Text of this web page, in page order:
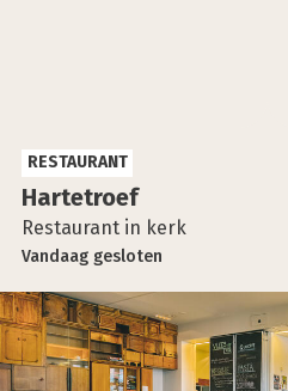
Har­te­troef
Restaurant in kerk
RESTAURANT
Vandaag gesloten